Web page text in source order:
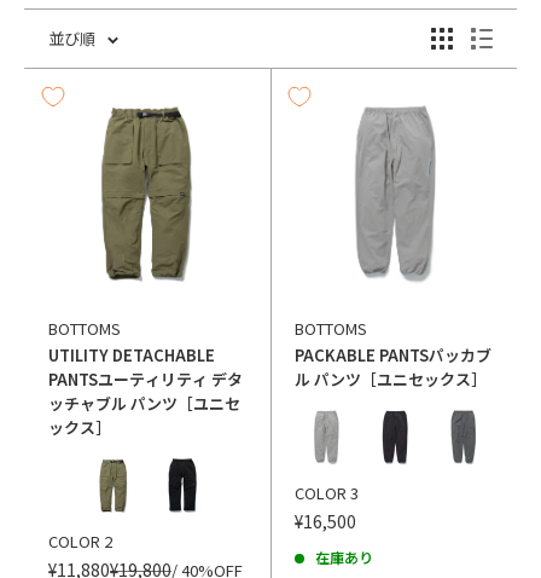
並び順
BOTTOMS
UTILITY DETACHABLE
PANTSユーティリティ デタ
ッチャブル パンツ［ユニセ
ックス］
COLOR 2
¥11,880¥19,800/ 40%OFF
BOTTOMS
PACKABLE PANTSパッカブ
ル パンツ［ユニセックス］
カラー
COLOR 3
¥16,500
在庫あり